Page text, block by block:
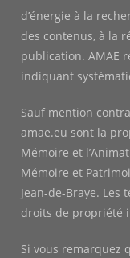
d’énergie à la
des contenus, à la
publication. AMAE
indiquant
Sauf mention
amae.eu sont la
Mémoire et
Mémoire et
Jean-de-Braye.
droits de propriété
Si vous remarquez